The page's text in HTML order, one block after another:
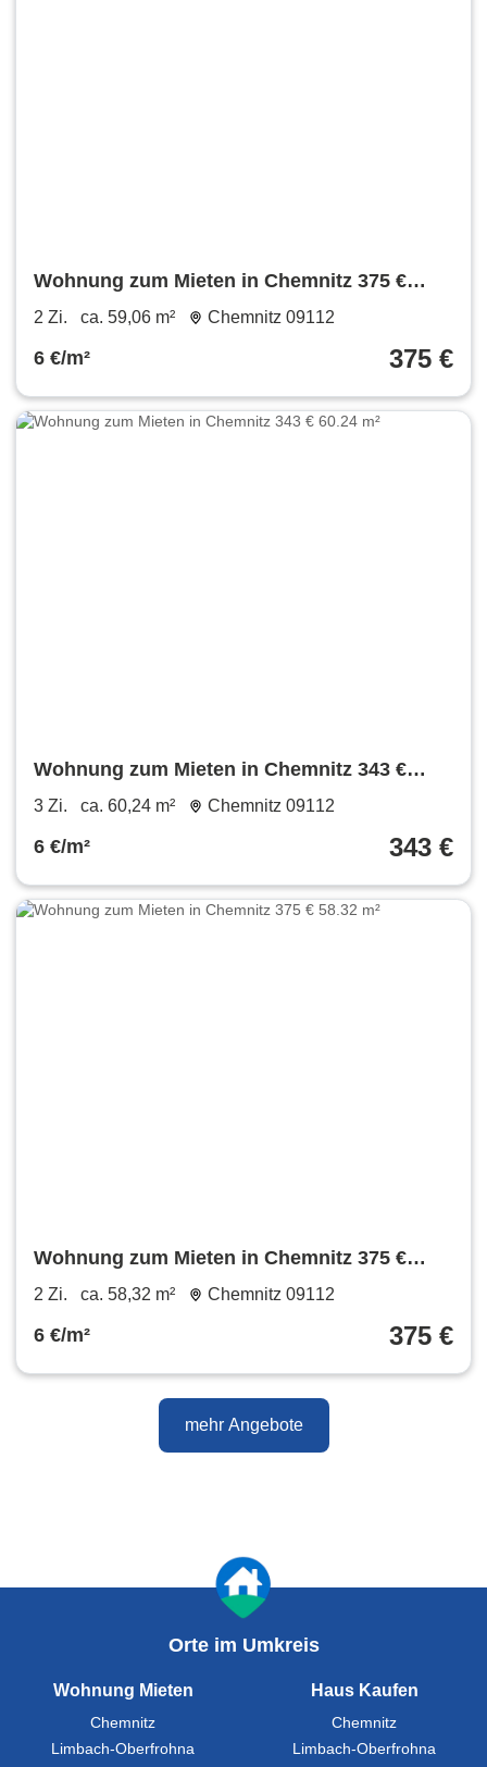
Wohnung zum Mieten in Chemnitz 375 €
59.06 m²
2 Zi. ca. 59,06 m² Chemnitz 09112
6 €/m² 375 €
Wohnung zum Mieten in Chemnitz 343 €
60.24 m²
3 Zi. ca. 60,24 m² Chemnitz 09112
6 €/m² 343 €
Wohnung zum Mieten in Chemnitz 375 €
58.32 m²
2 Zi. ca. 58,32 m² Chemnitz 09112
6 €/m² 375 €
mehr Angebote
Orte im Umkreis
Wohnung Mieten
Chemnitz
Limbach-Oberfrohna
Haus Kaufen
Chemnitz
Limbach-Oberfrohna